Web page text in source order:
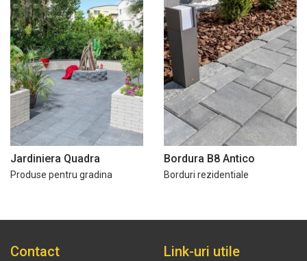
Jardiniera Quadra
Produse pentru gradina
Bordura B8 Antico
Borduri rezidentiale
Contact Link-uri utile